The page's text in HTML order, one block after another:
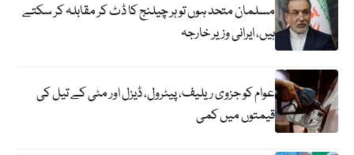
مسلمان متحد ہوں تو ہر چیلنج کا ڈٹ کر مقابلہ کر سکتے
ہیں، ایرانی وزیر خارجہ
عوام کو جزوی ریلیف، پیٹرول، ڈیزل اور مٹی کے تیل کی
قیمتوں میں کمی